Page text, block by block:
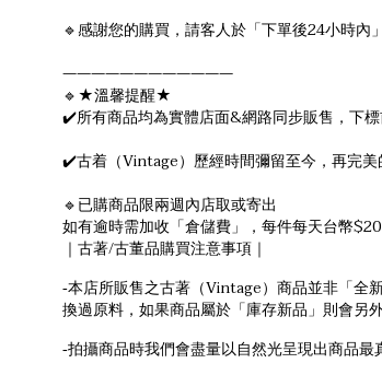
🔹感謝您的購買，請客人於「下單後24小時內
————————————
🔹★溫馨提醒★
✔️所有商品均為實體店面&網路同步販售，下
✔️古着（Vintage）歷經時間彌留至今，再完美
🔹已購商品限兩週內店取或寄出
如有逾時需加收「倉儲費」，每件每天台幣
｜古著/古董品購買注意事項｜
-本店所販售之古著（Vintage ）商品並非「全
換過原料，如果商品屬於「庫存新品」則會另
-拍攝商品時我們會盡量以自然光呈現出商品